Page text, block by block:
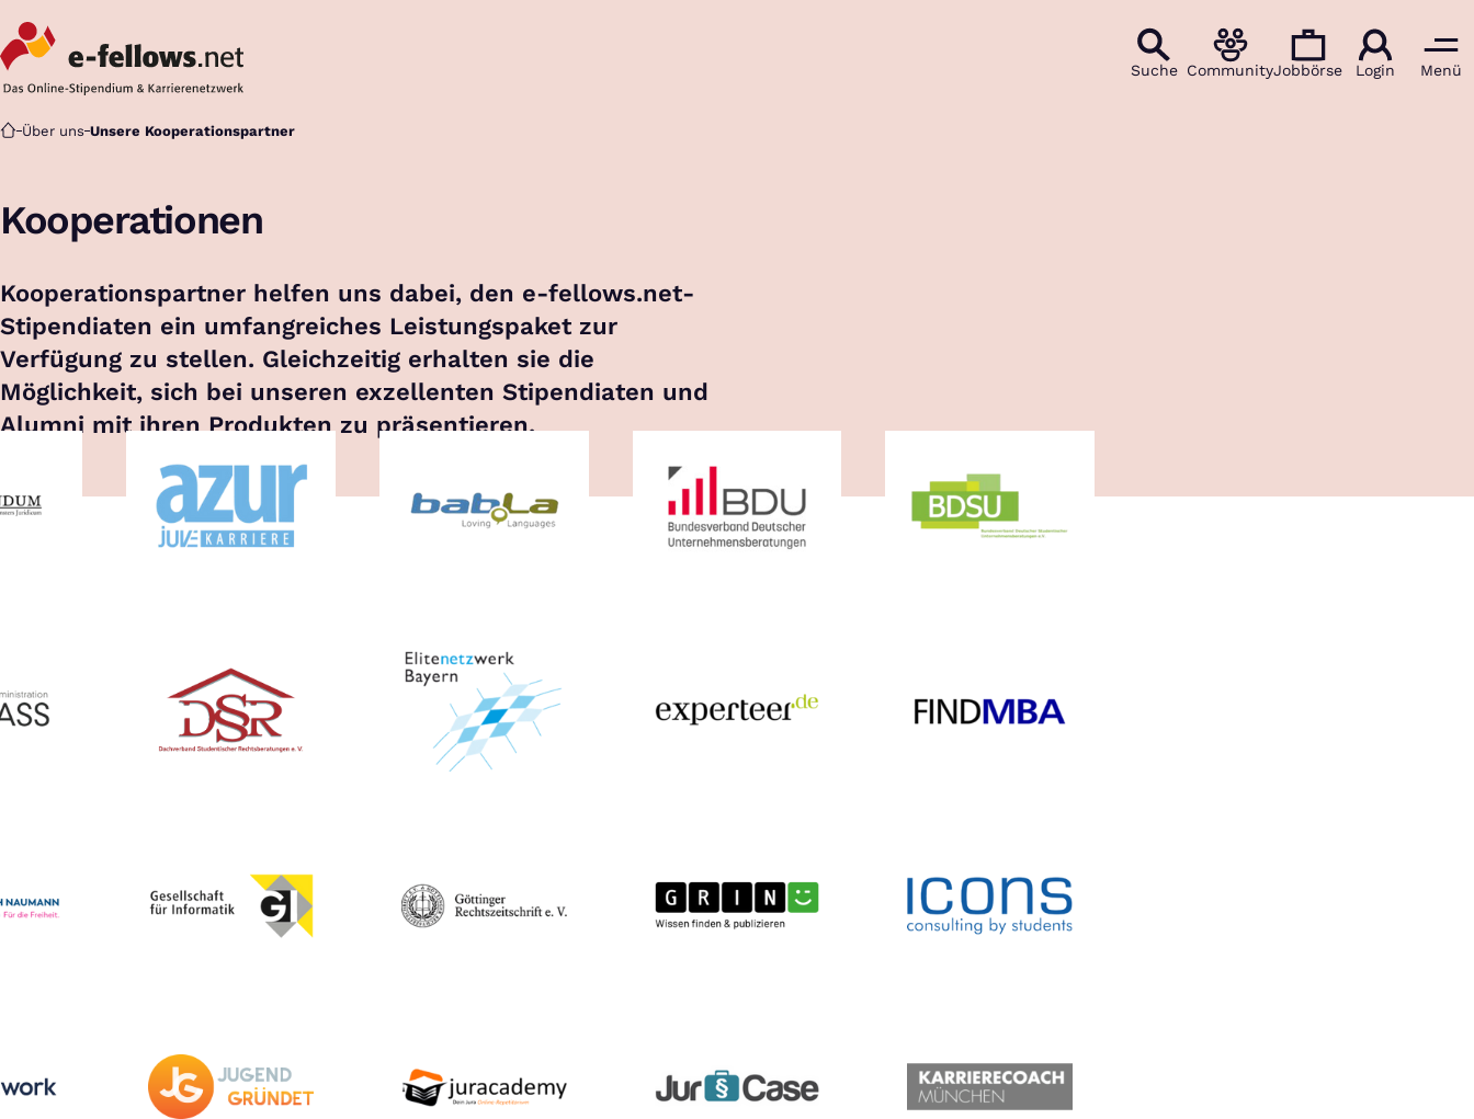
Suche CommunityJobbörse Login Menü
Startseite
Über uns Unsere Kooperationspartner
Kooperationen
Kooperationspartner helfen uns dabei, den e-fellows.net-
Stipendiaten ein umfangreiches Leistungspaket zur
Verfügung zu stellen. Gleichzeitig erhalten sie die
Möglichkeit, sich bei unseren exzellenten Stipendiaten und
Alumni mit ihren Produkten zu präsentieren.